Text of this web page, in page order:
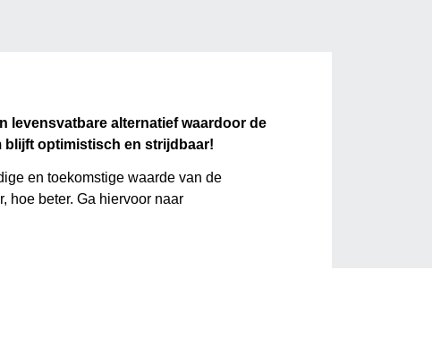
levensvatbare alternatief waardoor de
blijft optimistisch en strijdbaar!
en toekomstige waarde van de
hoe beter. Ga hiervoor naar